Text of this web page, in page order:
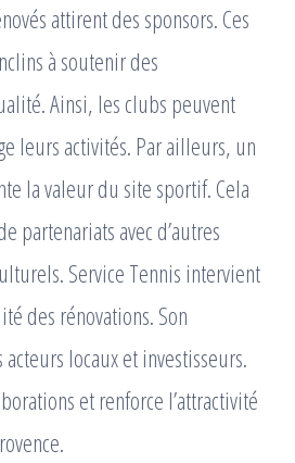
attirent des sponsors. Ces
à soutenir des
Ainsi, les clubs peuvent
leurs activités. Par ailleurs, un
la valeur du site sportif. Cela
partenariats avec d’autres
Service Tennis intervient
des rénovations. Son
locaux et investisseurs.
et renforce l’attractivité